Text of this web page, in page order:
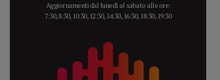
Aggiornamenti dal lunedì al sabato alle ore:
7:30, 8:30, 10:30, 12:30, 14:30, 16:30, 18:30, 19:30